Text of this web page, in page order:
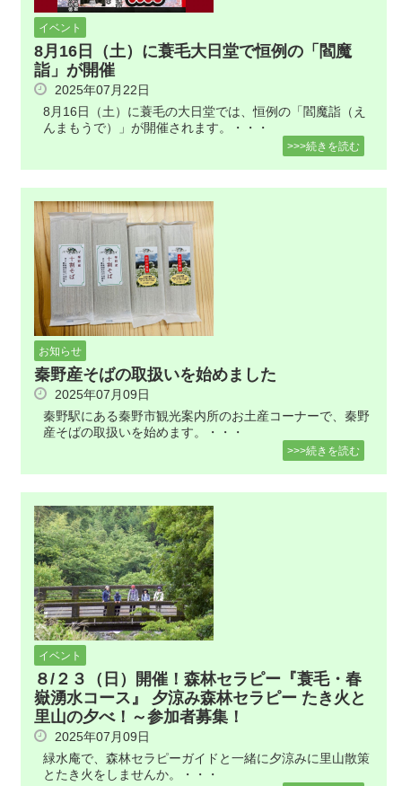
イベント
8月16日（土）に蓑毛大日堂で恒例の「閻魔
詣」が開催
2025年07月22日
8月16日（土）に蓑毛の大日堂では、恒例の「閻魔詣（え
んまもうで）」が開催されます。・・・
>>>続きを読む
お知らせ
秦野産そばの取扱いを始めました
2025年07月09日
秦野駅にある秦野市観光案内所のお土産コーナーで、秦野
産そばの取扱いを始めます。・・・
>>>続きを読む
イベント
８/２３（日）開催！森林セラピー『蓑毛・春
嶽湧水コース』 夕涼み森林セラピー たき火と
里山の夕べ！～参加者募集！
2025年07月09日
緑水庵で、森林セラピーガイドと一緒に夕涼みに里山散策
とたき火をしませんか。・・・